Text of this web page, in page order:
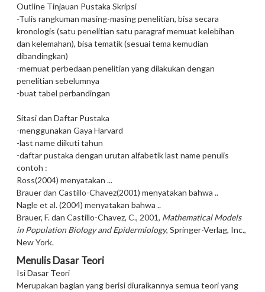
Outline Tinjauan Pustaka Skripsi
-Tulis rangkuman masing-masing penelitian, bisa secara
kronologis (satu penelitian satu paragraf memuat kelebihan
dan kelemahan), bisa tematik (sesuai tema kemudian
dibandingkan)
-memuat perbedaan penelitian yang dilakukan dengan
penelitian sebelumnya
-buat tabel perbandingan
Sitasi dan Daftar Pustaka
-menggunakan Gaya Harvard
-last name diikuti tahun
-daftar pustaka dengan urutan alfabetik last name penulis
contoh :
Ross(2004) menyatakan ...
Brauer dan Castillo-Chavez(2001) menyatakan bahwa ..
Nagle et al. (2004) menyatakan bahwa ..
Brauer, F. dan Castillo-Chavez, C., 2001, Mathematical Models
in Population Biology and Epidermiology, Springer-Verlag, Inc.,
New York.
Menulis Dasar Teori
Isi Dasar Teori
Merupakan bagian yang berisi diuraikannya semua teori yang